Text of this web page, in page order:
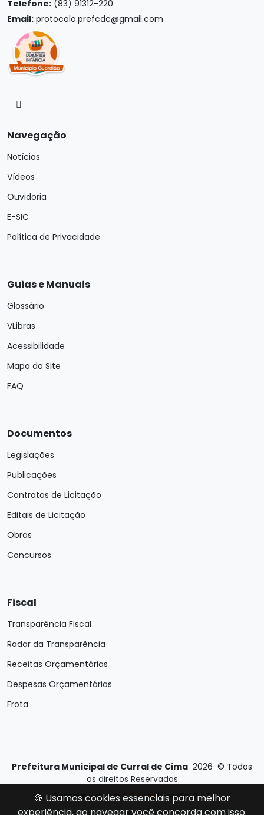
Telefone: (83) 91312-220
Email: protocolo.prefcdc@gmail.com
Navegação
Notícias
Vídeos
Ouvidoria
E-SIC
Política de Privacidade
Guias e Manuais
Glossário
VLibras
Acessibilidade
Mapa do Site
FAQ
Documentos
Legislações
Publicações
Contratos de Licitação
Editais de Licitação
Obras
Concursos
Fiscal
Transparência Fiscal
Radar da Transparência
Receitas Orçamentárias
Despesas Orçamentárias
Frota
Prefeitura Municipal de Curral de Cima 2026 © Todos
os direitos Reservados
Desenvolvido por E-Ticons| Versão: 2.4.0
🍪 Usamos cookies essenciais para melhor